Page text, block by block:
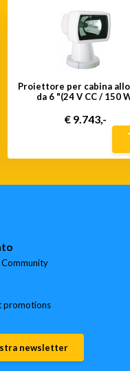
Proiettore per cabina
da 6 "(24 V CC / 150
€ 9.743,-
Community
promotions
newsletter